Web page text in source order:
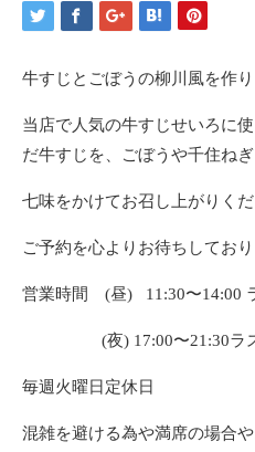
牛すじとごぼうの柳川風を作り
当店で人気の牛すじせいろに
だ牛すじを、ごぼうや千住ね
七味をかけてお召し上がりくだ
ご予約を心よりお待ちしており
営業時間 (昼) 11:30〜14:00
(夜) 17:00〜21:30ラ
毎週火曜日定休日
混雑を避ける為や満席の場合